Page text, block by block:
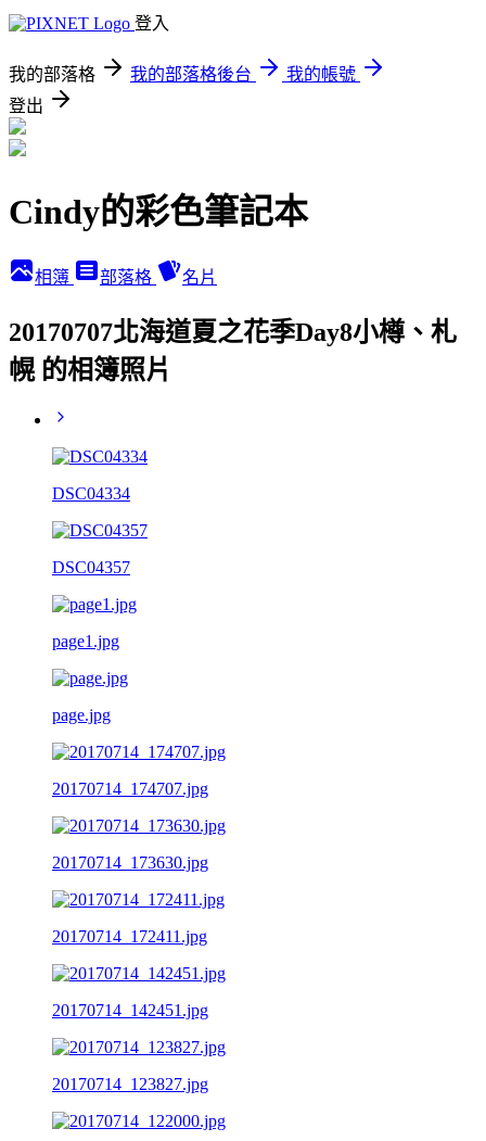
登入
我的部落格 我的部落格後台
我的帳號
登出
Cindy的彩色筆記本
相簿 部落格 名片
20170707北海道夏之花季Day8小樽、札
幌 的相簿照片
DSC04334
DSC04357
page1.jpg
page.jpg
20170714_174707.jpg
20170714_173630.jpg
20170714_172411.jpg
20170714_142451.jpg
20170714_123827.jpg